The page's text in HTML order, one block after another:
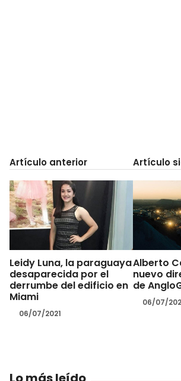
Artículo anterior
Leidy Luna, la paraguaya
desaparecida por el
derrumbe del edificio en
Miami
06/07/2021
Artículo
Alberto
nuevo
de
06/07/